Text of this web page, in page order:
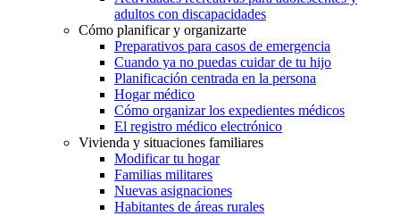
adultos con discapacidades
Cómo planificar y organizarte
Preparativos para casos de emergencia
Cuando ya no puedas cuidar de tu hijo
Planificación centrada en la persona
Hogar médico
Cómo organizar los expedientes médicos
El registro médico electrónico
Vivienda y situaciones familiares
Modificar tu hogar
Familias militares
Nuevas asignaciones
Habitantes de áreas rurales